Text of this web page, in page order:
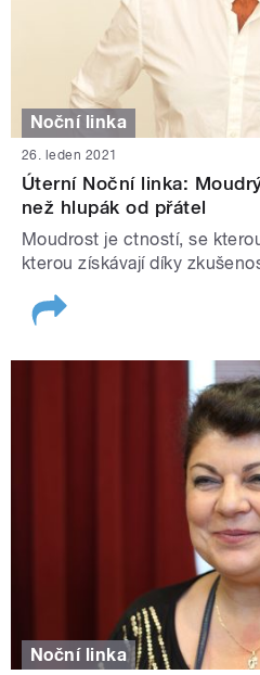
Noční linka
26. leden 2021
Úterní Noční linka:
než hlupák od přátel
Moudrost je ctností, se
kterou získávají díky
Noční linka